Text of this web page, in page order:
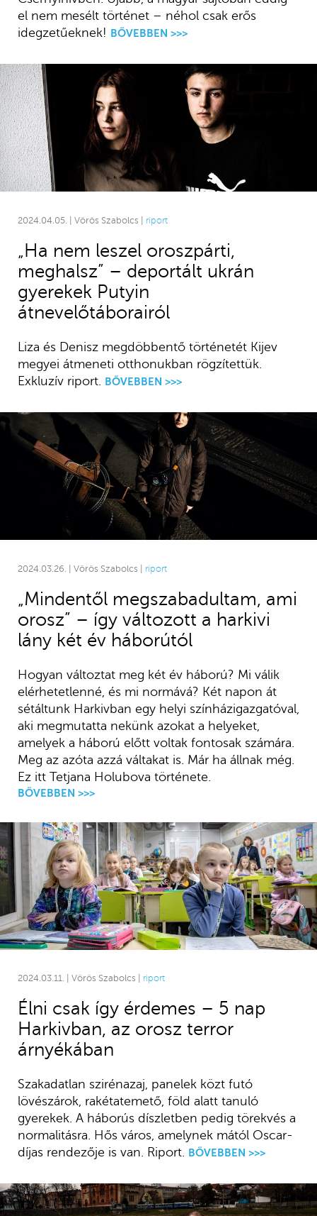
el nem mesélt történet – néhol csak erős
idegzetűeknek!
BŐVEBBEN >>>
2024.04.05. | Vörös Szabolcs | riport
„Ha nem leszel oroszpárti,
meghalsz” – deportált ukrán
gyerekek Putyin
átnevelőtáborairól
Liza és Denisz megdöbbentő történetét Kijev
megyei átmeneti otthonukban rögzítettük.
Exkluzív riport.
BŐVEBBEN >>>
2024.03.26. | Vörös Szabolcs | riport
„Mindentől megszabadultam, ami
orosz” – így változott a harkivi
lány két év háborútól
Hogyan változtat meg két év háború? Mi válik
elérhetetlenné, és mi normává? Két napon át
sétáltunk Harkivban egy helyi színházigazgatóval,
aki megmutatta nekünk azokat a helyeket,
amelyek a háború előtt voltak fontosak számára.
Meg az azóta azzá váltakat is. Már ha állnak még.
Ez itt Tetjana Holubova története.
BŐVEBBEN >>>
2024.03.11. | Vörös Szabolcs | riport
Élni csak így érdemes – 5 nap
Harkivban, az orosz terror
árnyékában
Szakadatlan szirénazaj, panelek közt futó
lövészárok, rakétatemető, föld alatt tanuló
gyerekek. A háborús díszletben pedig törekvés a
normalitásra. Hős város, amelynek mától Oscar-
díjas rendezője is van. Riport. BŐVEBBEN >>>